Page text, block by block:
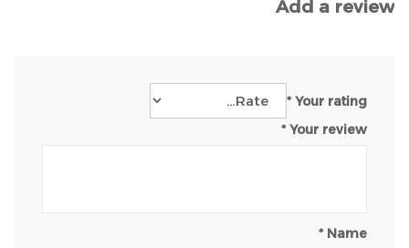
Add a review
Your rating
*
Your review
*
Name
*